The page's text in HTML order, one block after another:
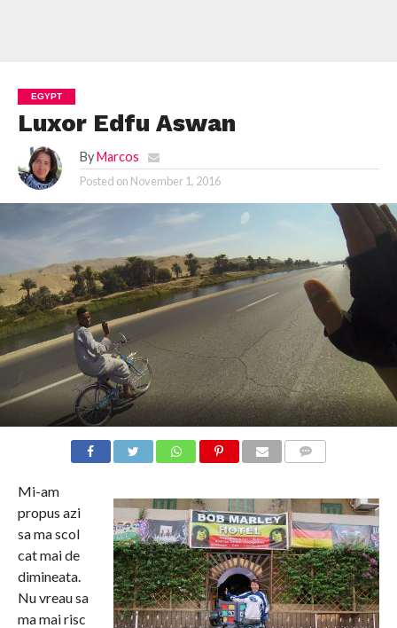
EGYPT
Luxor Edfu Aswan
By Marcos
Posted on November 1, 2016
Mi-am
propus azi
sa ma scol
cat mai de
dimineata.
Nu vreau sa
ma mai risc